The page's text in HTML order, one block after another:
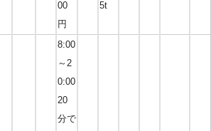
00
円
5t
8:00
～2
0:00
20
分で